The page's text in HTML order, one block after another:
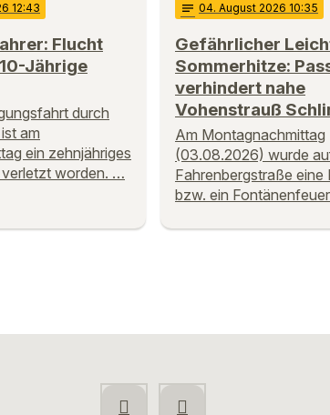
12:43
Flucht
Jährige
durch
am
ein zehnjähriges
worden. …
notes 04. August 2026 10:35
Gefährlicher
Sommerhitze:
verhindert nahe
Vohenstrauß
Am Montagnachmittag
(03.08.2026) wurde
Fahrenbergstraße eine
bzw. ein